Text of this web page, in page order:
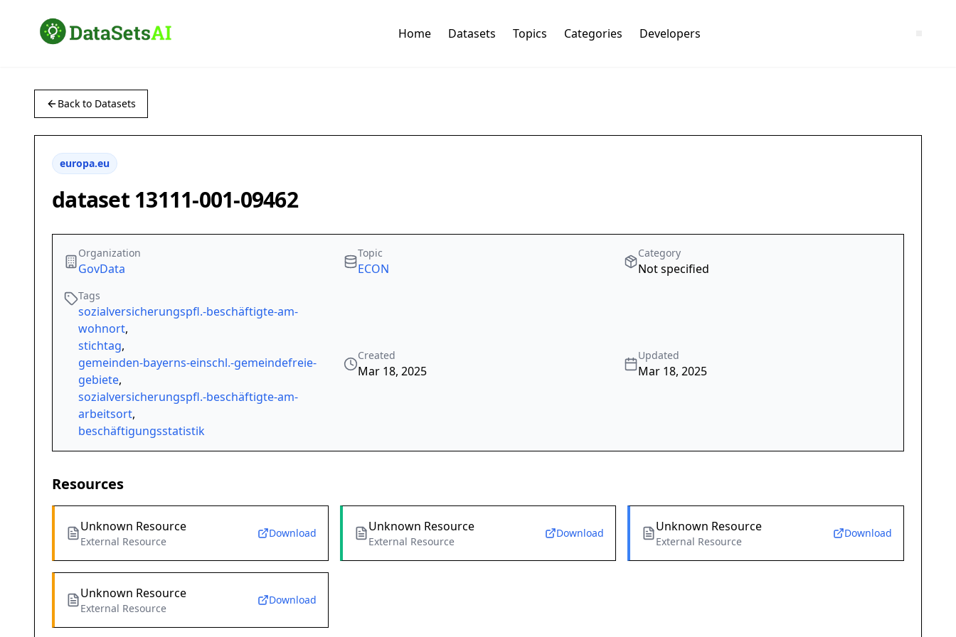
Home Datasets Topics Categories Developers
Back to Datasets
europa.eu
dataset 13111-001-09462
Organization
GovData
Topic
ECON
Category
Not specified
Tags
sozialversicherungspfl.-beschäftigte-am-
wohnort,
stichtag,
gemeinden-bayerns-einschl.-gemeindefreie-
gebiete,
sozialversicherungspfl.-beschäftigte-am-
arbeitsort,
beschäftigungsstatistik
Created
Mar 18, 2025
Updated
Mar 18, 2025
Resources
Unknown Resource
External Resource
Download Unknown Resource
External Resource
Download Unknown Resource
External Resource
Download
Unknown Resource
External Resource
Download